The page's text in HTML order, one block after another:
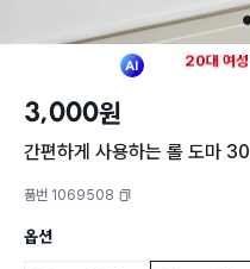
1
최근 한달
3,000원
간편하게 사용하는 롤 도마
품번 1069508
옵션